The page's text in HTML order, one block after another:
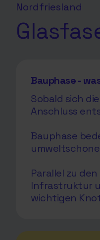
Nordfriesland
Bauphase -
Sobald sich
Anschluss
Bauphase
Parallel zu
Infrastruktur
wichtigen